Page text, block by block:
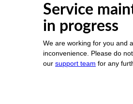
Service
in progress
We are working for you and
inconvenience. Please do
our support team for any